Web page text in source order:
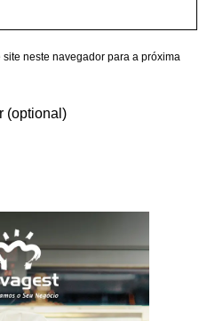
neste navegador para a próxima
(optional)